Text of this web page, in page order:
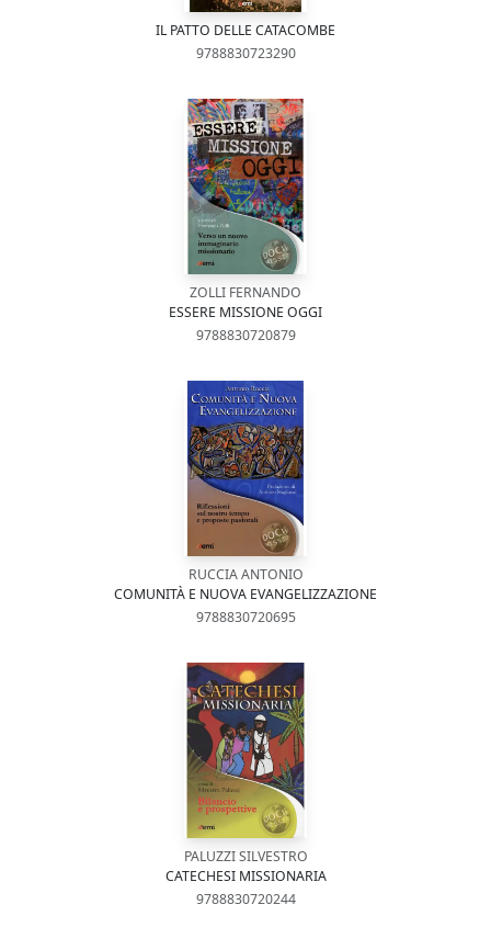
IL PATTO DELLE CATACOMBE
9788830723290
ZOLLI FERNANDO
ESSERE MISSIONE OGGI
9788830720879
RUCCIA ANTONIO
COMUNITÀ E NUOVA EVANGELIZZAZIONE
9788830720695
PALUZZI SILVESTRO
CATECHESI MISSIONARIA
9788830720244